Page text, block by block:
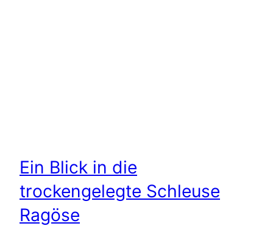
Ein Blick in die
trockengelegte Schleuse
Ragöse